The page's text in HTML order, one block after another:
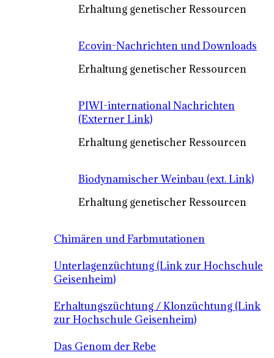
Erhaltung genetischer Ressourcen
Ecovin-Nachrichten und Downloads
Erhaltung genetischer Ressourcen
PIWI-international Nachrichten
(Externer Link)
Erhaltung genetischer Ressourcen
Biodynamischer Weinbau (ext. Link)
Erhaltung genetischer Ressourcen
Chimären und Farbmutationen
Unterlagenzüchtung (Link zur Hochschule
Geisenheim)
Erhaltungszüchtung / Klonzüchtung (Link
zur Hochschule Geisenheim)
Das Genom der Rebe